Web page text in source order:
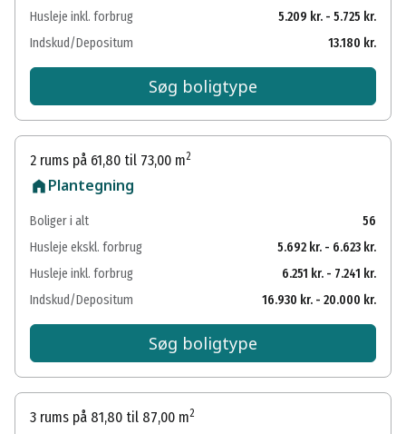
Husleje inkl. forbrug
5.209 kr. - 5.725 kr.
Indskud/Depositum
13.180 kr.
Søg boligtype
2 rums på 61,80 til 73,00 m2
Plantegning
Boliger i alt
56
Husleje ekskl. forbrug
5.692 kr. - 6.623 kr.
Husleje inkl. forbrug
6.251 kr. - 7.241 kr.
Indskud/Depositum
16.930 kr. - 20.000 kr.
Søg boligtype
3 rums på 81,80 til 87,00 m2